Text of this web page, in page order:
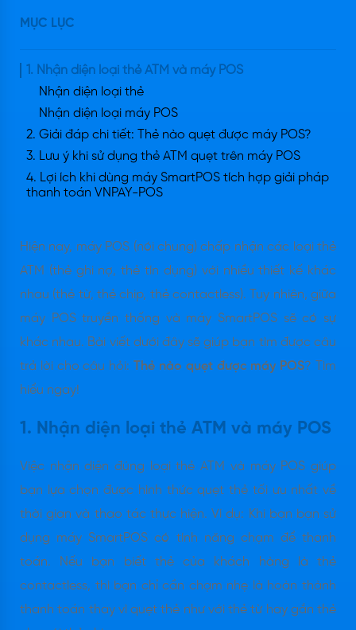
MỤC LỤC
1. Nhận diện loại thẻ ATM và máy POS
Nhận diện loại thẻ
Nhận diện loại máy POS
2. Giải đáp chi tiết: Thẻ nào quẹt được máy POS?
3. Lưu ý khi sử dụng thẻ ATM quẹt trên máy POS
4. Lợi ích khi dùng máy SmartPOS tích hợp giải pháp
thanh toán VNPAY-POS
Hiện nay, máy POS (nói chung) chấp nhận các loại thẻ
ATM (thẻ ghi nợ, thẻ tín dụng) với nhiều thiết kế khác
nhau (thẻ từ, thẻ chip, thẻ contactless). Tuy nhiên, giữa
máy POS truyền thống và máy SmartPOS sẽ có sự
khác nhau. Bài viết dưới đây sẽ giúp bạn tìm được câu
trả lời cho câu hỏi:Thẻ nào quẹt được máy POS? Tìm
hiểu ngay!
1. Nhận diện loại thẻ ATM và máy POS
Việc nhận diện đúng loại thẻ ATM và máy POS giúp
bạn lựa chọn được hình thức quẹt thẻ tối ưu nhất về
thời gian và thao tác thực hiện. Ví dụ: Khi bạn bạn sử
dụng máy SmartPOS có tính năng chạm để thanh
toán. Nếu bạn biết thẻ của khách hàng là thẻ
contactless, thì bạn chỉ cần chạm nhẹ là hoàn thành
thanh toán thay vì quẹt thẻ như với thẻ từ hay gắn thẻ